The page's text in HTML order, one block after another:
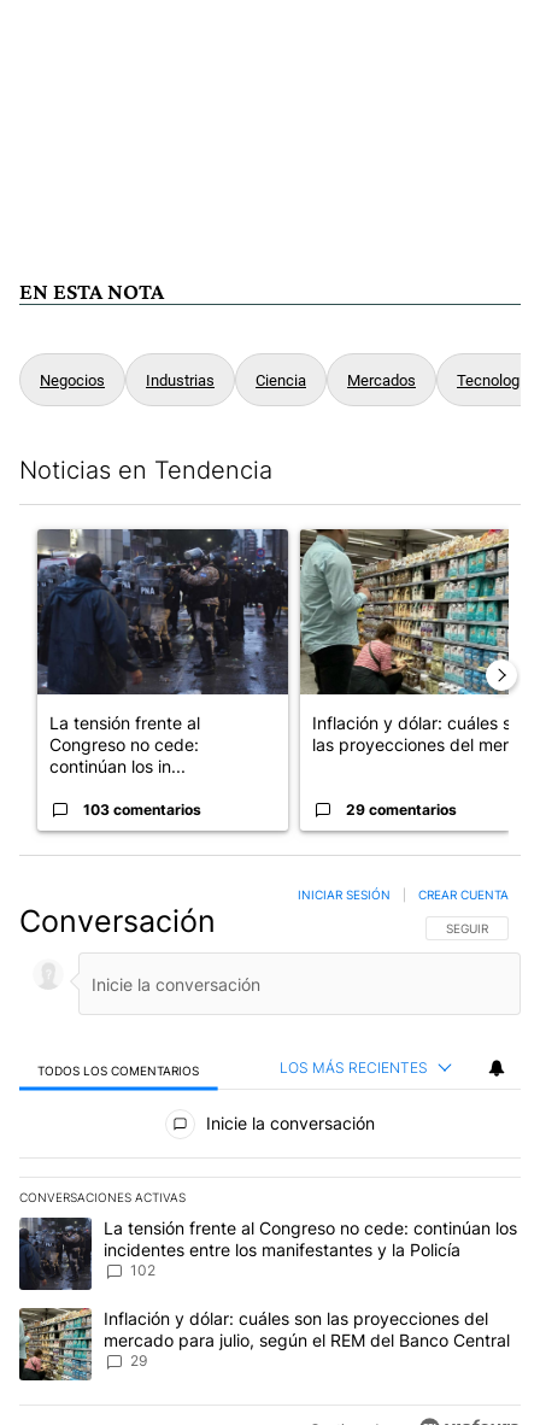
EN ESTA NOTA
Negocios Industrias Ciencia Mercados Tecnología
Noticias en Tendencia
Un artículo de tendencia con el título "La tensión frente al
La tensión frente al
Congreso no cede:
continúan los in...
103 comentarios
Un artículo de tendencia con
Inflación y dólar: cuáles son
las proyecciones del merc...
29 comentarios
Conversación SIGA ESTA
SEGUIR
INICIAR SESIÓN CREAR CUENTA
TODOS LOS COMENTARIOS LOS MÁS RECIENTES
Todos los comentarios
Inicie la conversación
CONVERSACIONES ACTIVAS
Este listado muestra los artículos con más comentarios en los
Un artículo de tendencia con el título "La tensión frente al
La tensión frente al Congreso no cede: continúan los
incidentes entre los manifestantes y la Policía
102
Un artículo de tendencia con el título "Inflación y dólar: cuáles
Inflación y dólar: cuáles son las proyecciones del
mercado para julio, según el REM del Banco Central
29